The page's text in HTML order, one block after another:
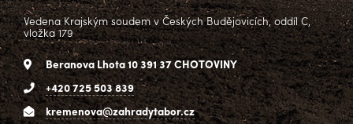
Vedena Krajským soudem v Českých Budějovicích, oddíl C,
vložka 179
Beranova Lhota 10 391 37 CHOTOVINY
+420 725 503 839
kremenova@zahradytabor.cz